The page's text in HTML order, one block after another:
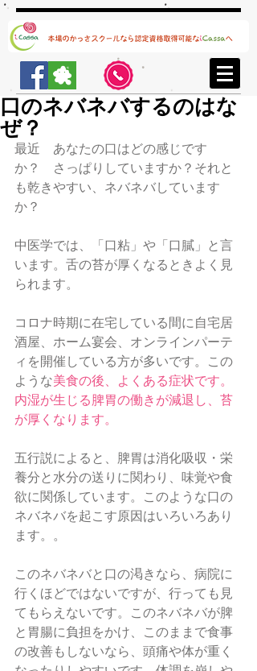
口のネバネバするのはな
ぜ？
最近　あなたの口はどの感じです
か？　さっぱりしていますか？それと
も乾きやすい、ネバネバしています
か？
中医学では、「口粘」や「口膩」と言
います。舌の苔が厚くなるときよく見
られます。
コロナ時期に在宅している間に自宅居
酒屋、ホーム宴会、オンラインパーテ
ィを開催している方が多いです。この
ような美食の後、よくある症状です。
内湿が生じる脾胃の働きが減退し、苔
が厚くなります。
五行説によると、脾胃は消化吸収・栄
養分と水分の送りに関わり、味覚や食
欲に関係しています。このような口の
ネバネバを起こす原因はいろいろあり
ます。。
このネバネバと口の渇きなら、病院に
行くほどではないですが、行っても見
てもらえないです。このネバネバが脾
と胃腸に負担をかけ、このままで食事
の改善もしないなら、頭痛や体が重く